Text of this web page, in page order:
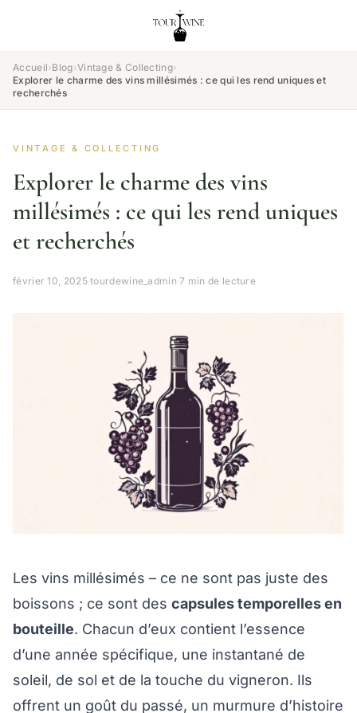
Accueil›Blog›Vintage & Collecting›
Explorer le charme des vins millésimés : ce qui les rend uniques et
recherchés
VINTAGE & COLLECTING
Explorer le charme des vins
millésimés : ce qui les rend uniques
et recherchés
février 10, 2025·tourdewine_admin·7 min de lecture
Les vins millésimés – ce ne sont pas juste des
boissons ; ce sont des capsules temporelles en
bouteille. Chacun d’eux contient l’essence
d’une année spécifique, une instantané de
soleil, de sol et de la touche du vigneron. Ils
offrent un goût du passé, un murmure d’histoire